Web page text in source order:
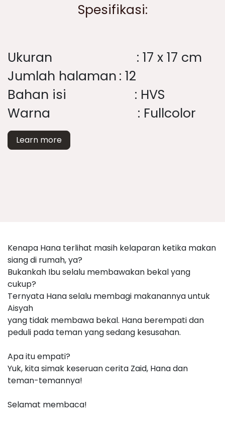
Spesifikasi:
Ukuran
​: 17 x 17 cm​
Jumlah halaman ​: 12
Bahan isi
​: HVS
Warna
​: ​Fullcolor
Learn more
Kenapa Hana terlihat masih kelaparan ketika makan
siang di rumah, ya?
Bukankah Ibu selalu membawakan bekal yang
cukup?
Ternyata Hana selalu membagi makanannya untuk
Aisyah
yang tidak membawa bekal. Hana berempati dan
peduli pada teman yang sedang kesusahan.
Apa itu empati?
Yuk, kita simak keseruan cerita Zaid, Hana dan
teman-temannya!
Selamat membaca!